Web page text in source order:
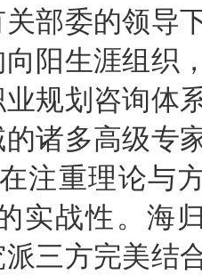
部委的领导
阳生涯组织
规划咨询体
诸多高级专
注重理论与
实战性。海
三方完美结